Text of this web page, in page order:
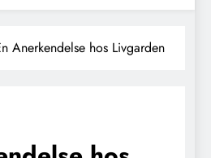
Anerkendelse hos Livgarden